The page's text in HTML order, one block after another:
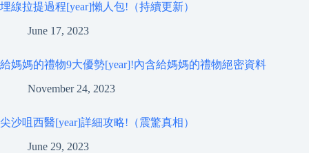
埋線拉提過程[year]懶人包!（持續更新）
June 17, 2023
給媽媽的禮物9大優勢[year]!內含給媽媽的禮物絕密資料
November 24, 2023
尖沙咀西醫[year]詳細攻略!（震驚真相）
June 29, 2023